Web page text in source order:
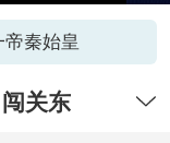
秦始皇
关东